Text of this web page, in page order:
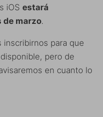
iOS estará
de marzo.
inscribirnos para que
pero de
en cuanto lo